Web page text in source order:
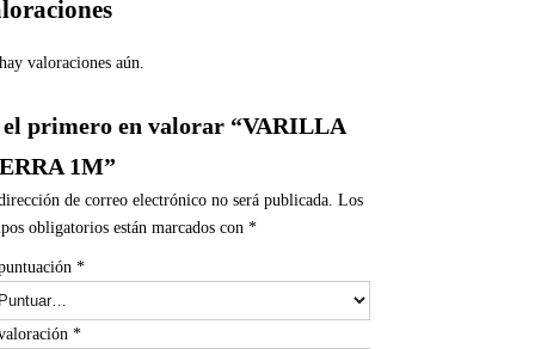
valoraciones aún.
el primero en valorar “VARILLA
1M”
de correo electrónico no será publicada. Los
obligatorios están marcados con *
*
*